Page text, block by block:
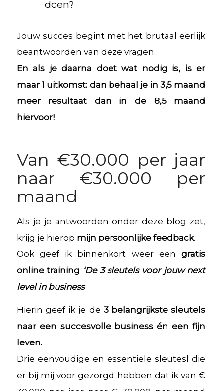
doen?
Jouw succes begint met het brutaal eerlijk
beantwoorden van deze vragen.
En als je daarna doet wat nodig is, is er
maar 1 uitkomst: dan behaal je in 3,5 maand
meer resultaat dan in de 8,5 maand
hiervoor!
Van €30.000 per jaar
naar €30.000 per
maand
Als je je antwoorden onder deze blog zet,
krijg je hierop mijn persoonlijke feedback.
Ook geef ik binnenkort weer eengratis
online training ‘De 3 sleutels voor jouw next
level in business
Hierin geef ik je de 3 belangrijkste sleutels
naar een succesvolle business én een fijn
leven.
Drie eenvoudige en essentiële sleutesl die
er bij mij voor gezorgd hebben dat ik van €